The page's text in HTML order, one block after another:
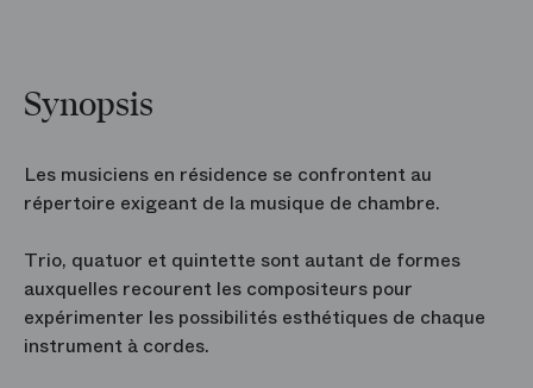
Synopsis
Les musiciens en résidence se confrontent au
répertoire exigeant de la musique de chambre.
Trio, quatuor et quintette sont autant de formes
auxquelles recourent les compositeurs pour
expérimenter les possibilités esthétiques de chaque
instrument à cordes.